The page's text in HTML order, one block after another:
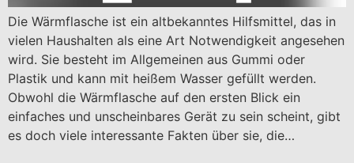
Die Wärmflasche ist ein altbekanntes Hilfsmittel, das in
vielen Haushalten als eine Art Notwendigkeit angesehen
wird. Sie besteht im Allgemeinen aus Gummi oder
Plastik und kann mit heißem Wasser gefüllt werden.
Obwohl die Wärmflasche auf den ersten Blick ein
einfaches und unscheinbares Gerät zu sein scheint, gibt
es doch viele interessante Fakten über sie, die…